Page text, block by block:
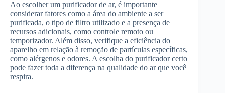
Ao escolher um purificador de ar, é importante
considerar fatores como a área do ambiente a ser
purificada, o tipo de filtro utilizado e a presença de
recursos adicionais, como controle remoto ou
temporizador. Além disso, verifique a eficiência do
aparelho em relação à remoção de partículas específicas,
como alérgenos e odores. A escolha do purificador certo
pode fazer toda a diferença na qualidade do ar que você
respira.